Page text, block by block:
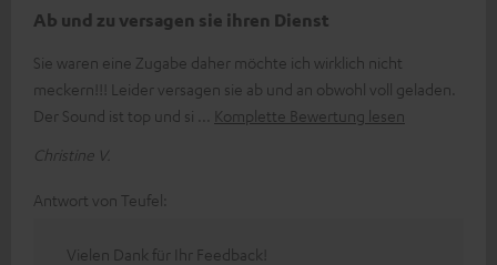
Ab und zu versagen sie ihren Dienst
Sie waren eine Zugabe daher möchte ich wirklich nicht
meckern!!! Leider versagen sie ab und an obwohl voll geladen.
Der Sound ist top und si
Komplette Bewertung lesen
Christine V.
Antwort von Teufel:
Vielen Dank für Ihr Feedback!